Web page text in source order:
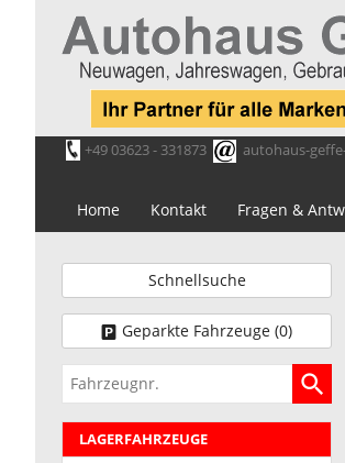
+49 03623 - 331873 autohaus-
Home Kontakt Fragen &
Schnellsuche
Geparkte Fahrzeuge (0)
Fahrzeugnr.
LAGERFAHRZEUGE